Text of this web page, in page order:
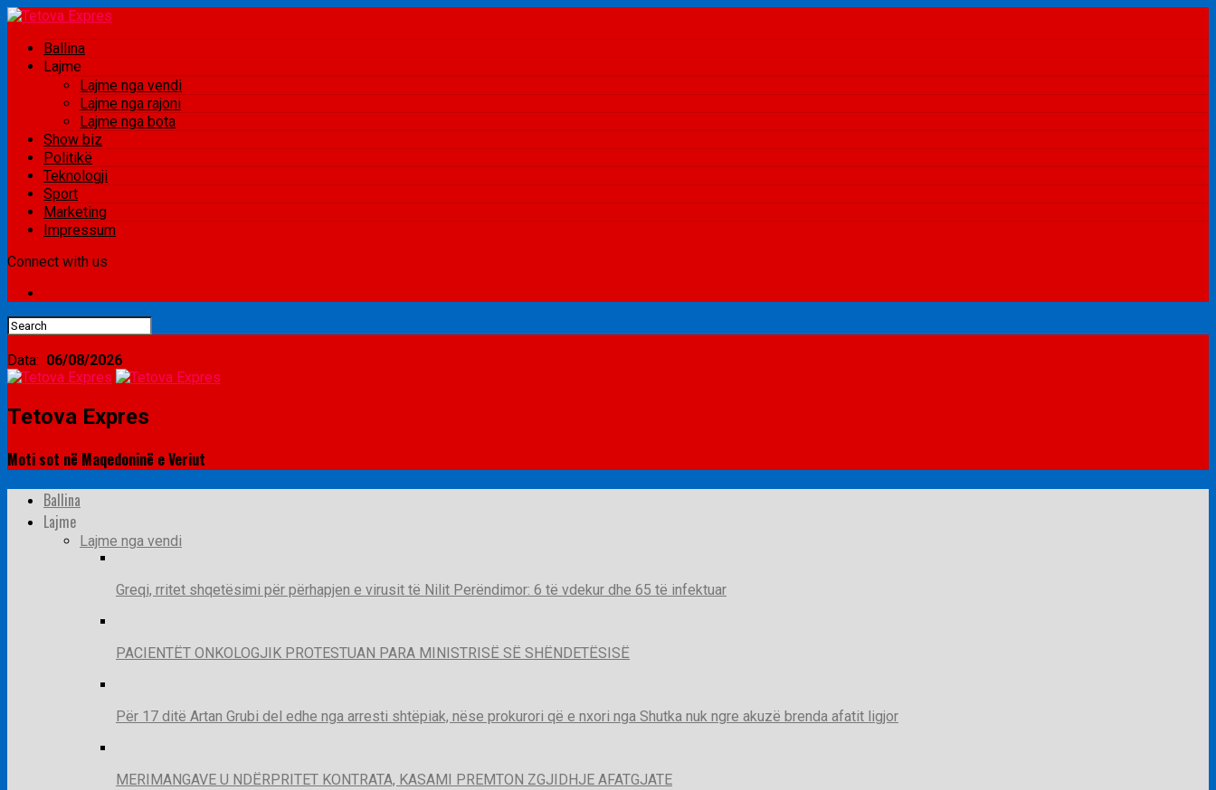
Ballina
Lajme
Lajme nga vendi
Lajme nga rajoni
Lajme nga bota
Show biz
Politikë
Teknologji
Sport
Marketing
Impressum
Connect with us
Data: 06/08/2026
Tetova Expres
Moti sot në Maqedoninë e Veriut
Ballina
Lajme
Lajme nga vendi
Greqi, rritet shqetësimi për përhapjen e virusit të Nilit Perëndimor: 6 të vdekur dhe 65 të infektuar
PACIENTËT ONKOLOGJIK PROTESTUAN PARA MINISTRISË SË SHËNDETËSISË
Për 17 ditë Artan Grubi del edhe nga arresti shtëpiak, nëse prokurori që e nxori nga Shutka nuk ngre akuzë brenda afatit ligjor
MERIMANGAVE U NDËRPRITET KONTRATA, KASAMI PREMTON ZGJIDHJE AFATGJATE